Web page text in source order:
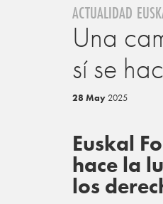
ACTUALIDAD
Una
sí se
28 May 2025
Euskal
hace la
los